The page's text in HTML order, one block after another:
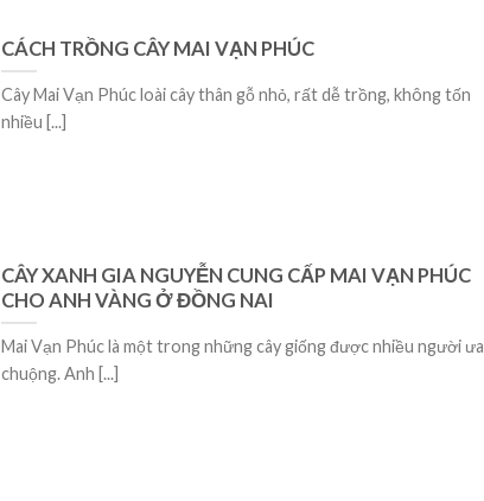
CÁCH TRỒNG CÂY MAI VẠN PHÚC
Cây Mai Vạn Phúc loài cây thân gỗ nhỏ, rất dễ trồng, không tốn
nhiều [...]
CÂY XANH GIA NGUYỄN CUNG CẤP MAI VẠN PHÚC
CHO ANH VÀNG Ở ĐỒNG NAI
Mai Vạn Phúc là một trong những cây giống được nhiều người ưa
chuộng. Anh [...]